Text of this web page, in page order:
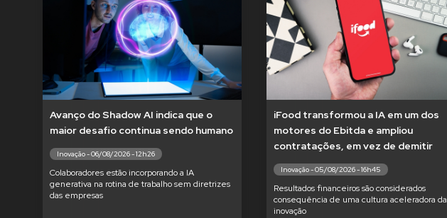
Avanço do Shadow AI indica que o
maior desafio continua sendo humano
Inovação - 06/08/2026 - 12h26
Colaboradores estão incorporando a IA
generativa na rotina de trabalho sem diretrizes
das empresas
iFood transformou a IA em um dos
motores do Ebitda e ampliou
contratações, em vez de demitir
Inovação - 05/08/2026 - 16h45
Resultados financeiros são considerados
consequência de uma cultura aceleradora da
inovação